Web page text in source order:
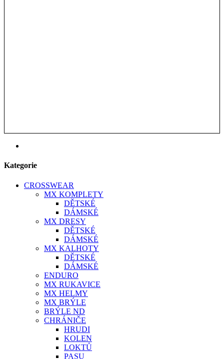
Kategorie
CROSSWEAR
MX KOMPLETY
DĚTSKÉ
DÁMSKÉ
MX DRESY
DĚTSKÉ
DÁMSKÉ
MX KALHOTY
DĚTSKÉ
DÁMSKÉ
ENDURO
MX RUKAVICE
MX HELMY
MX BRÝLE
BRÝLE ND
CHRÁNIČE
HRUDI
KOLEN
LOKTŮ
PASU